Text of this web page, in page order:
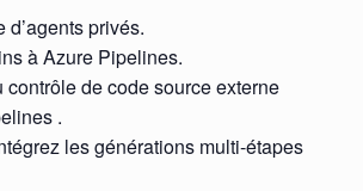
privés.
à Azure Pipelines.
de code source externe
.
les générations multi-étapes